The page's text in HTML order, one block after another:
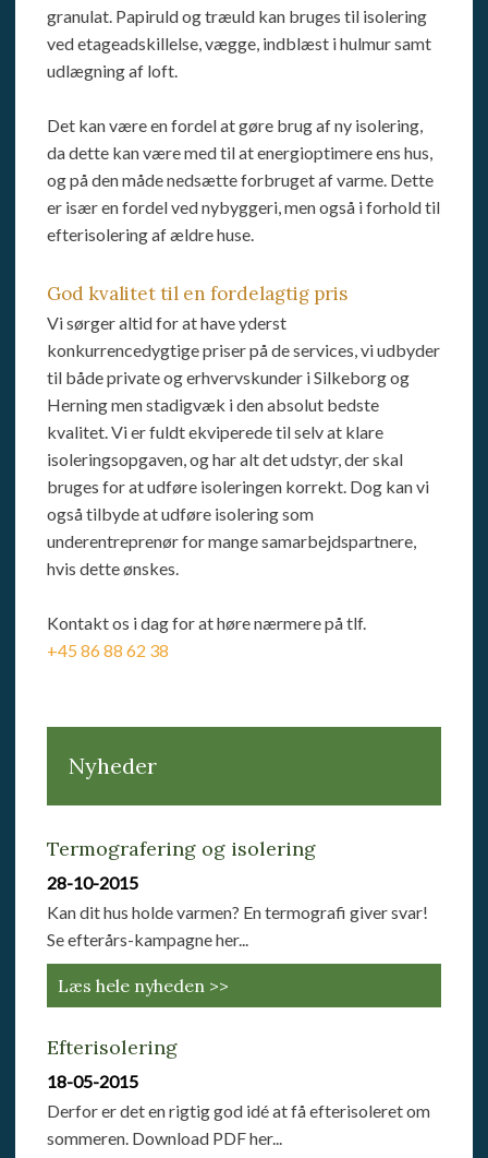
granulat. Papiruld og træuld kan bruges til isolering
ved etageadskillelse, vægge, indblæst i hulmur samt
udlægning af loft.
Det kan være en fordel at gøre brug af ny isolering,
da dette kan være med til at energioptimere ens hus,
og på den måde nedsætte forbruget af varme. Dette
er især en fordel ved nybyggeri, men også i forhold til
efterisolering af ældre huse.
God kvalitet til en fordelagtig pris
Vi sørger altid for at have yderst
konkurrencedygtige priser på de services, vi udbyder
til både private og erhvervskunder i Silkeborg og
Herning men stadigvæk i den absolut bedste
kvalitet. Vi er fuldt ekviperede til selv at klare
isoleringsopgaven, og har alt det udstyr, der skal
bruges for at udføre isoleringen korrekt. Dog kan vi
også tilbyde at udføre isolering som
underentreprenør for mange samarbejdspartnere,
hvis dette ønskes.
Kontakt os i dag for at høre nærmere på tlf.
+45 86 88 62 38​
Nyheder
Termografering og isolering
28-10-2015
Kan dit hus holde varmen? En termografi giver svar!
Se efterårs-kampagne her...
Læs hele nyheden >>
Efterisolering
18-05-2015
Derfor er det en rigtig god idé at få efterisoleret om
sommeren. Download PDF her...